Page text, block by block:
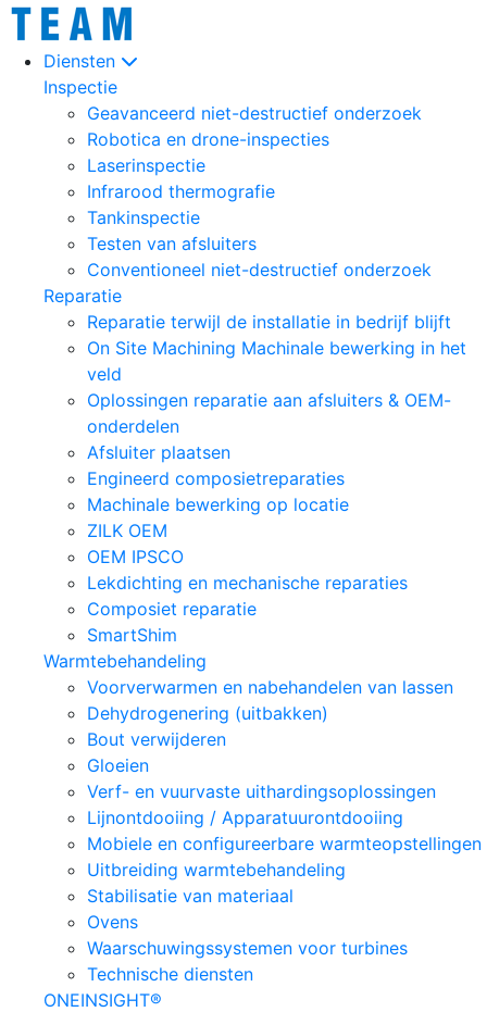
Diensten
Inspectie
Geavanceerd niet-destructief onderzoek
Robotica en drone-inspecties
Laserinspectie
Infrarood thermografie
Tankinspectie
Testen van afsluiters
Conventioneel niet-destructief onderzoek
Reparatie
Reparatie terwijl de installatie in bedrijf blijft
On Site Machining Machinale bewerking in het
veld
Oplossingen reparatie aan afsluiters & OEM-
onderdelen
Afsluiter plaatsen
Engineerd composietreparaties
Machinale bewerking op locatie
ZILK OEM
OEM IPSCO
Lekdichting en mechanische reparaties
Composiet reparatie
SmartShim
Warmtebehandeling
Voorverwarmen en nabehandelen van lassen
Dehydrogenering (uitbakken)
Bout verwijderen
Gloeien
Verf- en vuurvaste uithardingsoplossingen
Lijnontdooiing / Apparatuurontdooiing
Mobiele en configureerbare warmteopstellingen
Uitbreiding warmtebehandeling
Stabilisatie van materiaal
Ovens
Waarschuwingssystemen voor turbines
Technische diensten
ONEINSIGHT®